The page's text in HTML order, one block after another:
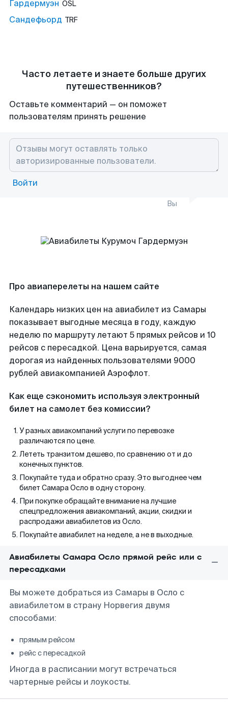
Гардермуэн OSL
Сандефьорд TRF
Часто летаете и знаете больше других
путешественников?
Оставьте комментарий — он поможет
пользователям принять решение
Войти
Вы
Про авиаперелеты на нашем сайте
Календарь низких цен на авиабилет из Самары
показывает выгодные месяца в году, каждую
неделю по маршруту летают 5 прямых рейсов и 10
рейсов с пересадкой. Цена варьируется, самая
дорогая из найденных пользователями 9000
рублей авиакомпанией Аэрофлот.
Как еще сэкономить используя электронный
билет на самолет без комиссии?
У разных авиакомпаний услуги по перевозке
различаются по цене.
Лететь транзитом дешево, по сравнению от и до
конечных пунктов.
Покупайте туда и обратно сразу. Это выгоднее чем
билет Самара Осло в одну сторону.
При покупке обращайте внимание на лучшие
спецпредложения авиакомпаний, акции, скидки и
распродажи авиабилетов из Осло.
Покупайте авиабилет на неделе, а не в выходные.
Авиабилеты Самара Осло прямой рейс или с
пересадками
Вы можете добраться из Самары в Осло с
авиабилетом в страну Норвегия двумя
способами:
прямым рейсом
рейс с пересадкой
Иногда в расписании могут встречаться
чартерные рейсы и лоукосты.